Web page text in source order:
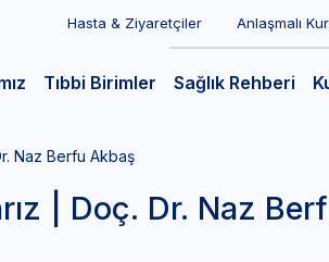
Hasta & Ziyaretçiler Anlaşmalı
Tıbbi Birimler Sağlık Rehberi
Naz Berfu Akbaş
| Doç. Dr. Naz